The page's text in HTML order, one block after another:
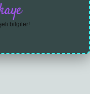
bilgiler!